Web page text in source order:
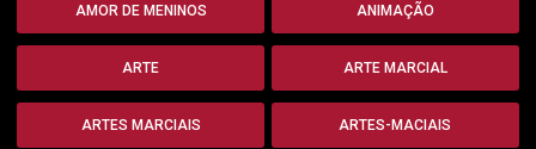
AMOR DE MENINOS ANIMAÇÃO
ARTE ARTE MARCIAL
ARTES MARCIAIS ARTES-MACIAIS